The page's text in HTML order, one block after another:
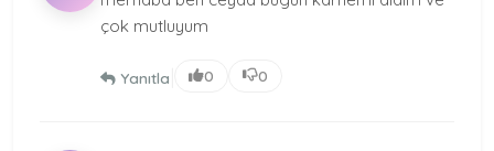
çok mutluyum
Yanıtla 0 0